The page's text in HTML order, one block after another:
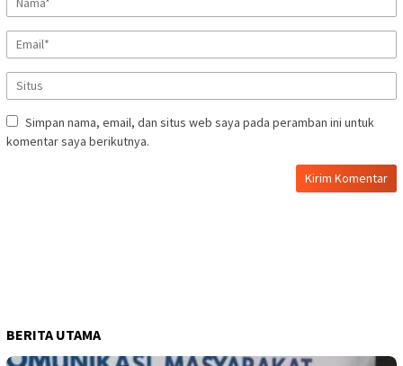
Simpan nama, email, dan situs web saya pada peramban ini untuk
komentar saya berikutnya.
BERITA UTAMA